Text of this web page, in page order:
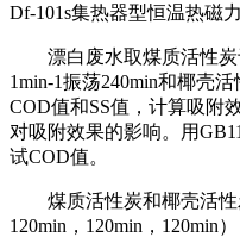
Df-101s集热器型恒温热磁
漂白废水取煤质活性炭
1min-1振荡240min和椰壳
COD值和SS值，计算吸附
对吸附效果的影响。用
试COD值。
煤质活性炭和椰壳活性
120min，120min，120min